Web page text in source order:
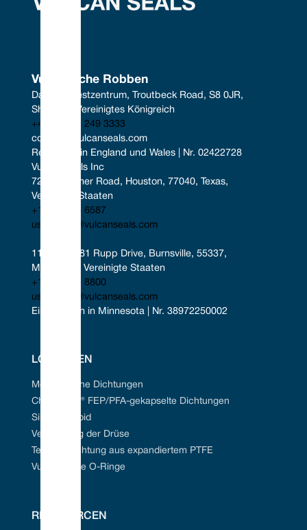
Vulkanische Robben
Das Südwestzentrum, Troutbeck Road, S8 0JR,
Sheffield, Vereinigtes Königreich
+44 (0) 114 249 3333
contact@vulcanseals.com
Registriert in England und Wales | Nr. 02422728
Vulcan Seals Inc
7221 Gessner Road, Houston, 77040, Texas,
Vereinigte Staaten
+1 346 856 6587
uscontact@vulcanseals.com
11401-11481 Rupp Drive, Burnsville, 55337,
Minnesota, Vereinigte Staaten
+1 952 955 8800
uscontact@vulcanseals.com
Eingetragen in Minnesota | Nr. 38972250002
LÖSUNGEN
Mechanische Dichtungen
Chem-Ring® FEP/PFA-gekapselte Dichtungen
Siliziumkarbid
Verpackung der Drüse
Tefcan® Dichtung aus expandiertem PTFE
Vulkanisierte O-Ringe
RESSOURCEN